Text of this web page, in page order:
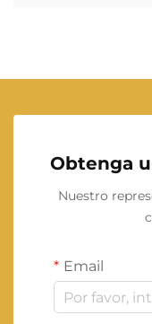
Obtenga
Nuestro
Email